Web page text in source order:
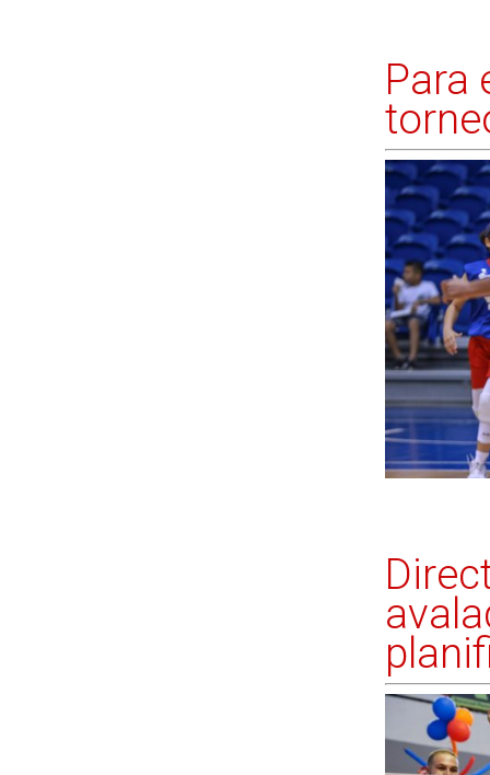
Para